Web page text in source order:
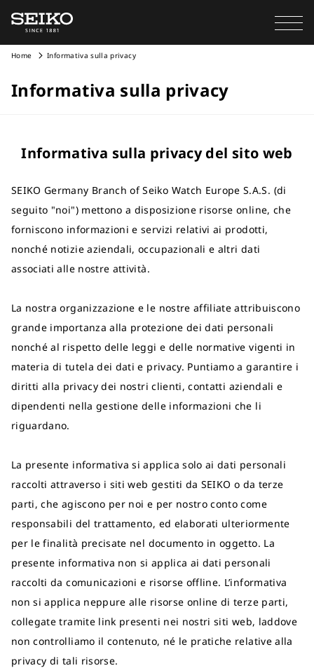
Home Informativa sulla privacy
Informativa sulla privacy
Informativa sulla privacy del sito web
SEIKO Germany Branch of Seiko Watch Europe S.A.S. (di
seguito "noi") mettono a disposizione risorse online, che
forniscono informazioni e servizi relativi ai prodotti,
nonché notizie aziendali, occupazionali e altri dati
associati alle nostre attività.
La nostra organizzazione e le nostre affiliate attribuiscono
grande importanza alla protezione dei dati personali
nonché al rispetto delle leggi e delle normative vigenti in
materia di tutela dei dati e privacy. Puntiamo a garantire i
diritti alla privacy dei nostri clienti, contatti aziendali e
dipendenti nella gestione delle informazioni che li
riguardano.
La presente informativa si applica solo ai dati personali
raccolti attraverso i siti web gestiti da SEIKO o da terze
parti, che agiscono per noi e per nostro conto come
responsabili del trattamento, ed elaborati ulteriormente
per le finalità precisate nel documento in oggetto. La
presente informativa non si applica ai dati personali
raccolti da comunicazioni e risorse offline. L’informativa
non si applica neppure alle risorse online di terze parti,
collegate tramite link presenti nei nostri siti web, laddove
non controlliamo il contenuto, né le pratiche relative alla
privacy di tali risorse.